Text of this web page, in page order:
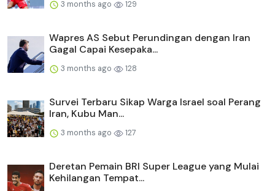
3 months ago 129
Wapres AS Sebut Perundingan dengan Iran
Gagal Capai Kesepaka...
3 months ago 128
Survei Terbaru Sikap Warga Israel soal Perang
Iran, Kubu Man...
3 months ago 127
Deretan Pemain BRI Super League yang Mulai
Kehilangan Tempat...